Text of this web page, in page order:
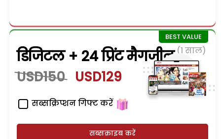
डिजिटल + 24 प्रिंट मैगजीन (1 साल)
USD150 USD129
सब्सक्रिप्शन गिफ्ट करें
सब्सक्राइब करें